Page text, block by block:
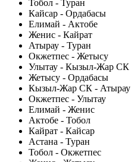
Тобол - Туран
Кайсар - Ордабасы
Елимай - Актобе
Женис - Кайрат
Атырау - Туран
Окжетпес - Жетысу
Улытау - Кызыл-Жар СК
Жетысу - Ордабасы
Кызыл-Жар СК - Атырау
Окжетпес - Улытау
Елимай - Женис
Актобе - Тобол
Кайрат - Кайсар
Астана - Туран
Тобол - Окжетпес